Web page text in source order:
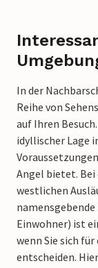
In der
Reihe von
auf Ihren
idyllischer Lage
Angel bietet. Bei
westlichen
Einwohner) ist
wenn Sie sich
entscheiden.